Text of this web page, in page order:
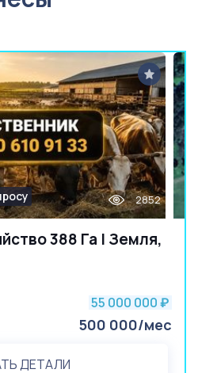
388 Га | Земля,
2852
55 000 000 ₽
500 000/мес
ДЕТАЛИ